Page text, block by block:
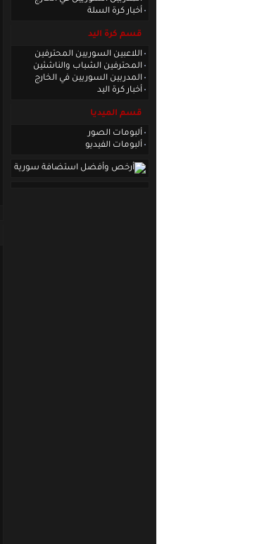
أخبار كرة السلة
قسم كرة اليد
اللاعبين السوريين المحترفين
المحترفين الشباب والناشئين
المدربين السوريين في الخارج
أخبار كرة اليد
قسم الميديا
ألبومات الصور
ألبومات الفيديو